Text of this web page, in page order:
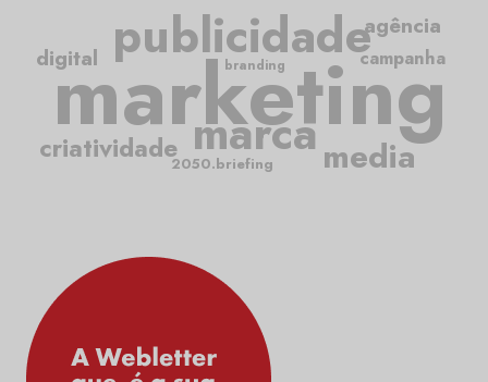
marketing
publicidade
marca
criatividade
campanha
media
agência
digital
2050.briefing
branding